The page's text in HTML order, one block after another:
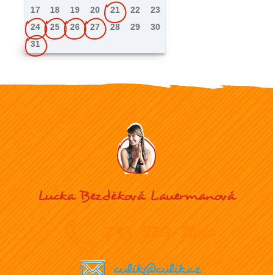
17
18 19 20 21 22
23
24
25 26 27 28 29
30
31
Lucka Bezděková Lauermanová
733 529 766
culik@culik.cz